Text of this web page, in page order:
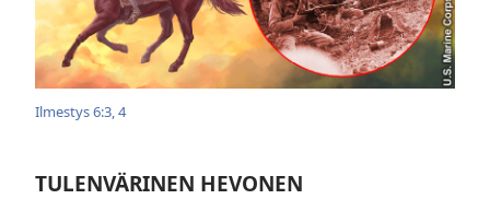
Ilmestys 6:3, 4
TULENVÄRINEN HEVONEN